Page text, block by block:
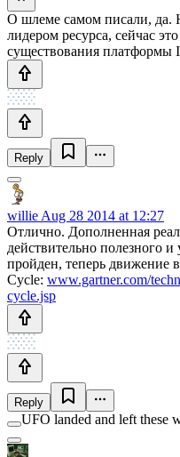
О шлеме самом писали, да.
лидером ресурса, сейчас
существования платформы
Reply
willie Aug 28 2014 at 12:27
Отлично. Дополненная
действительно полезного
пройден, теперь движение
Cycle: www.gartner.com/
cycle.jsp
Reply
UFO landed and left these